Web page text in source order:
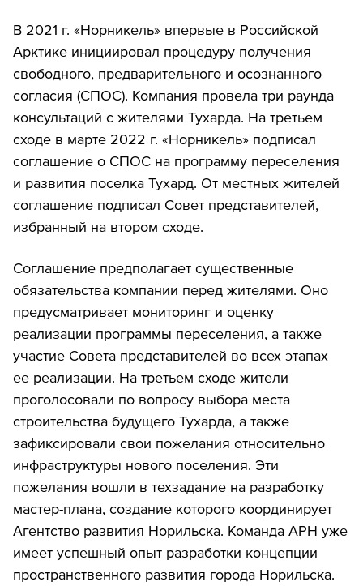
В 2021 г. «Норникель» впервые в Российской
Арктике инициировал процедуру получения
свободного, предварительного и осознанного
согласия (СПОС). Компания провела три раунда
консультаций с жителями Тухарда. На третьем
сходе в марте 2022 г. «Норникель» подписал
соглашение о СПОС на программу переселения
и развития поселка Тухард. От местных жителей
соглашение подписал Совет представителей,
избранный на втором сходе.
Соглашение предполагает существенные
обязательства компании перед жителями. Оно
предусматривает мониторинг и оценку
реализации программы переселения, а также
участие Совета представителей во всех этапах
ее реализации. На третьем сходе жители
проголосовали по вопросу выбора места
строительства будущего Тухарда, а также
зафиксировали свои пожелания относительно
инфраструктуры нового поселения. Эти
пожелания вошли в техзадание на разработку
мастер-плана, создание которого координирует
Агентство развития Норильска. Команда АРН уже
имеет успешный опыт разработки концепции
пространственного развития города Норильска.